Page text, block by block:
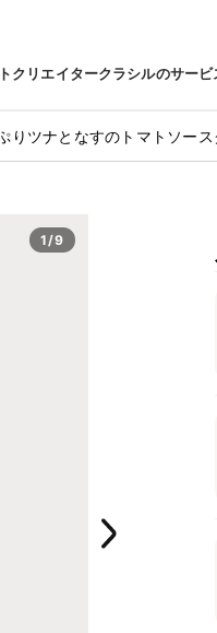
クリエイタークラシルのサービ
りツナとなすのトマトソー
1/9